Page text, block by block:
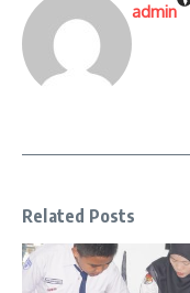
admin
Related Posts